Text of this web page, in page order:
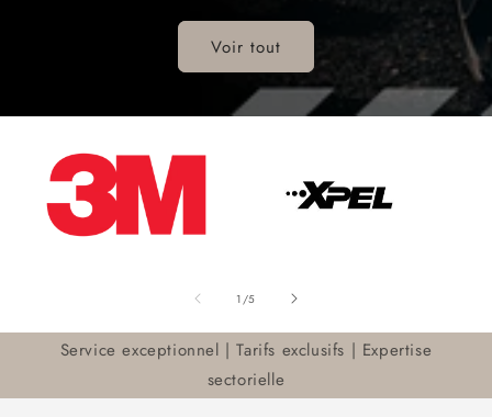
Voir tout
1 /de
5
Service exceptionnel | Tarifs exclusifs | Expertise
sectorielle